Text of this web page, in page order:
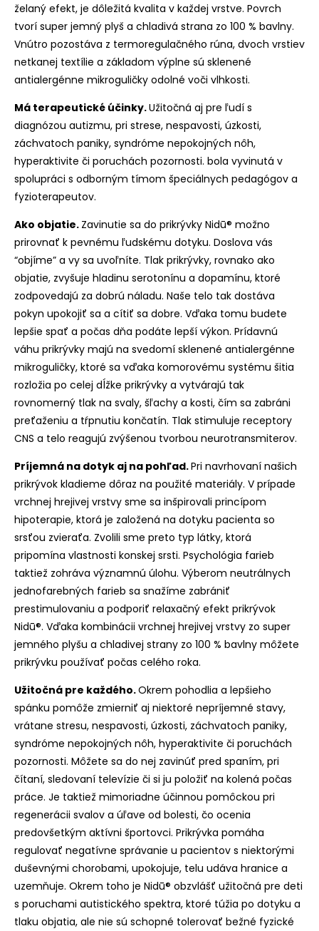
želaný efekt, je dôležitá kvalita v každej vrstve. Povrch
tvorí super jemný plyš a chladivá strana zo 100 % bavlny.
Vnútro pozostáva z termoregulačného rúna, dvoch vrstiev
netkanej textílie a základom výplne sú sklenené
antialergénne mikroguličky odolné voči vlhkosti.
Má terapeutické účinky.Užitočná aj pre ľudí s
diagnózou autizmu, pri strese, nespavosti, úzkosti,
záchvatoch paniky, syndróme nepokojných nôh,
hyperaktivite či poruchách pozornosti. bola vyvinutá v
spolupráci s odborným tímom špeciálnych pedagógov a
fyzioterapeutov.
Ako objatie. Zavinutie sa do prikrývky Nidū® možno
prirovnať k pevnému ľudskému dotyku. Doslova vás
“objíme” a vy sa uvoľníte. Tlak prikrývky, rovnako ako
objatie, zvyšuje hladinu serotonínu a dopamínu, ktoré
zodpovedajú za dobrú náladu. Naše telo tak dostáva
pokyn upokojiť sa a cítiť sa dobre. Vďaka tomu budete
lepšie spať a počas dňa podáte lepší výkon. Prídavnú
váhu prikrývky majú na svedomí sklenené antialergénne
mikroguličky, ktoré sa vďaka komorovému systému šitia
rozložia po celej dĺžke prikrývky a vytvárajú tak
rovnomerný tlak na svaly, šľachy a kosti, čím sa zabráni
preťaženiu a tŕpnutiu končatín. Tlak stimuluje receptory
CNS a telo reagujú zvýšenou tvorbou neurotransmiterov.
Príjemná na dotyk aj na pohľad.Pri navrhovaní našich
prikrývok kladieme dôraz na použité materiály. V prípade
vrchnej hrejivej vrstvy sme sa inšpirovali princípom
hipoterapie, ktorá je založená na dotyku pacienta so
srsťou zvieraťa. Zvolili sme preto typ látky, ktorá
pripomína vlastnosti konskej srsti. Psychológia farieb
taktiež zohráva významnú úlohu. Výberom neutrálnych
jednofarebných farieb sa snažíme zabrániť
prestimulovaniu a podporiť relaxačný efekt prikrývok
Nidū®. Vďaka kombinácii vrchnej hrejivej vrstvy zo super
jemného plyšu a chladivej strany zo 100 % bavlny môžete
prikrývku používať počas celého roka.
Užitočná pre každého.Okrem pohodlia a lepšieho
spánku pomôže zmierniť aj niektoré nepríjemné stavy,
vrátane stresu, nespavosti, úzkosti, záchvatoch paniky,
syndróme nepokojných nôh, hyperaktivite či poruchách
pozornosti. Môžete sa do nej zavinúť pred spaním, pri
čítaní, sledovaní televízie či si ju položiť na kolená počas
práce. Je taktiež mimoriadne účinnou pomôckou pri
regenerácii svalov a úľave od bolesti, čo ocenia
predovšetkým aktívni športovci. Prikrývka pomáha
regulovať negatívne správanie u pacientov s niektorými
duševnými chorobami, upokojuje, telu udáva hranice a
uzemňuje. Okrem toho je Nidū® obzvlášť užitočná pre deti
s poruchami autistického spektra, ktoré túžia po dotyku a
tlaku objatia, ale nie sú schopné tolerovať bežné fyzické